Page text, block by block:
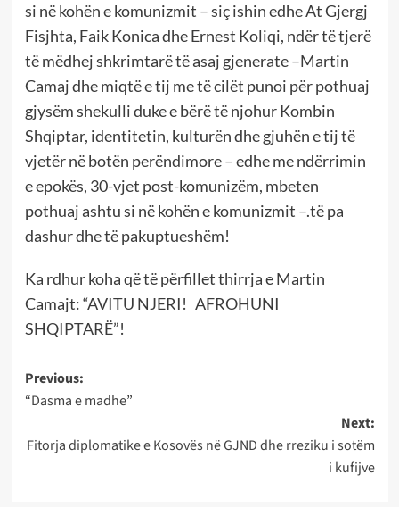
si në kohën e komunizmit – siç ishin edhe At Gjergj
Fisjhta, Faik Konica dhe Ernest Koliqi, ndër të tjerë
të mëdhej shkrimtarë të asaj gjenerate –Martin
Camaj dhe miqtë e tij me të cilët punoi për pothuaj
gjysëm shekulli duke e bërë të njohur Kombin
Shqiptar, identitetin, kulturën dhe gjuhën e tij të
vjetër në botën perëndimore – edhe me ndërrimin
e epokës, 30-vjet post-komunizëm, mbeten
pothuaj ashtu si në kohën e komunizmit –.të pa
dashur dhe të pakuptueshëm!
Ka rdhur koha që të përfillet thirrja e Martin
Camajt: “AVITU NJERI! AFROHUNI
SHQIPTARË”!
Post
navigation
Previous:
“Dasma e madhe”
Next:
Fitorja diplomatike e Kosovës në GJND dhe rreziku i sotëm
i kufijve